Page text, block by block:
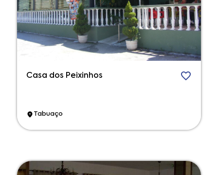
Casa dos Peixinhos
Tabuaço